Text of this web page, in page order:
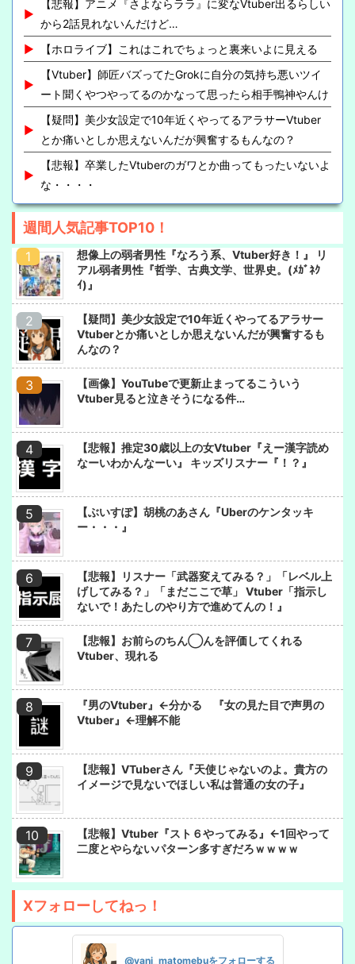
【悲報】アニメ『さよならララ』に変なVtuber出るらしい
から2話見れないんだけど…
【ホロライブ】これはこれでちょっと裏来いよに見える
【Vtuber】師匠バズってたGrokに自分の気持ち悪いツイ
ート聞くやつやってるのかなって思ったら相手鴨神やんけ
【疑問】美少女設定で10年近くやってるアラサーVtuber
とか痛いとしか思えないんだが興奮するもんなの？
【悲報】卒業したVtuberのガワとか曲ってもったいないよ
な・・・・
週間人気記事TOP10！
想像上の弱者男性『なろう系、Vtuber好き！』 リ
アル弱者男性『哲学、古典文学、世界史。(ﾒｶﾞﾈｸ
ｲ)』
【疑問】美少女設定で10年近くやってるアラサー
Vtuberとか痛いとしか思えないんだが興奮するも
んなの？
【画像】YouTubeで更新止まってるこういう
Vtuber見ると泣きそうになる件…
【悲報】推定30歳以上の女Vtuber『えー漢字読め
なーいわかんなーい』 キッズリスナー『！？』
【ぶいすぽ】胡桃のあさん『Uberのケンタッキ
ー・・・』
【悲報】リスナー「武器変えてみる？」「レベル上
げしてみる？」「まだここで草」 Vtuber「指示し
ないで！あたしのやり方で進めてんの！』
【悲報】お前らのちん◯んを評価してくれる
Vtuber、現れる
『男のVtuber』←分かる 『女の見た目で声男の
Vtuber』←理解不能
【悲報】VTuberさん『天使じゃないのよ。貴方の
イメージで見ないでほしい私は普通の女の子』
【悲報】Vtuber『スト６やってみる』←1回やって
二度とやらないパターン多すぎだろｗｗｗｗ
Xフォローしてねっ！
@vani_matomebuをフォローする